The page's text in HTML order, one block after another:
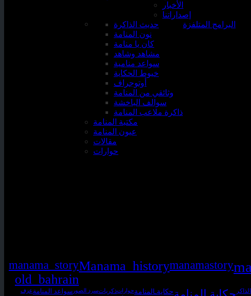
الأخبار
إصداراتنا
البرامج المتلفزة
حديث الذاكرة
نون المنامة
كان يا منامة
مشاهد وشاهد
سواعد منامية
خيوط الحكاية
أوتوجراف
وثائقي من المنامة
سوالف الباخشة
ذاكرة ملاعب المنامة
مكتبة المنامة
عيون المنامة
مقالات
حوارات
manamastory
Manama_history
manama_story
old_bahrain
حكايةـالمنامةحواراتذكرياتسرد الصور سواعد المنامةعزف